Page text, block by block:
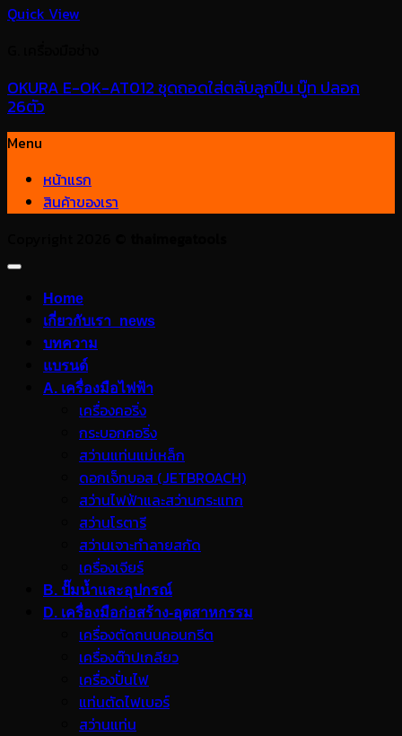
Quick View
OKURA E-OK-AT012 ชุดถอดใส่ตลับลูกปืน บู๊ท ปลอก
26ตัว
Menu
หน้าแรก
สินค้าของเรา
Home
เกี่ยวกับเรา_news
บทความ
แบรนด์
A. เครื่องมือไฟฟ้า
เครื่องคอริ่ง
กระบอกคอริ่ง
สว่านแท่นแม่เหล็ก
ดอกเจ็ทบอส (JETBROACH)
สว่านไฟฟ้าและสว่านกระแทก
สว่านโรตารี
สว่านเจาะทำลายสกัด
เครื่องเจียร์
B. ปั๊มน้ำและอุปกรณ์
D. เครื่องมือก่อสร้าง-อุตสาหกรรม
เครื่องตัดถนนคอนกรีต
เครื่องต๊าปเกลียว
เครื่องปั่นไฟ
แท่นตัดไฟเบอร์
สว่านแท่น